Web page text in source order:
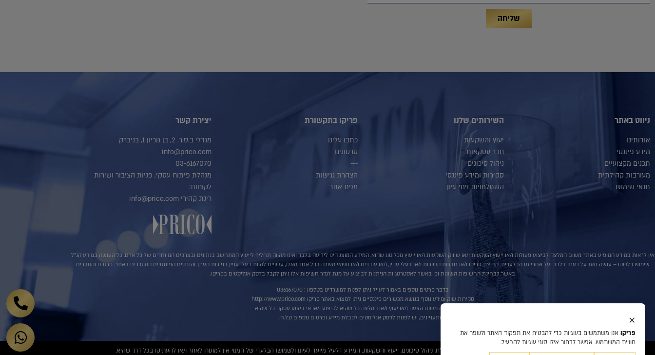
שליחה
ניווט באתר
אודותינו
מידע פיננסי
תכנים מקצועיים
מעורבות קהילתית
תנאי שימוש
השירותים שלנו
יעוץ והשקעות
חדר עסקאות
ניהול סיכונים
סקירות ומידע פיננסי
השתלמויות וימי עיון
פריקו בתקשורת
כתבו עלינו
סרטונים
---
הצהרת נגישות
מפת אתר
יצירת קשר
מגדלי ב.ס.ר. 2, בן גוריון 1, בניברק
info@prico.com
03-6167070
מנהלת פיתוח עסקי, פניות הציבור ושירות
לקוחות:
רינת קהירי info@prico.com
אין לראות במידע המופיע באתר משום המלצה לביצוע פעולות ו/או ייעוץ השקעות ו/או שיווק השקעות ו/או ייעוץ מכל סוג שהוא. המידע המוצג הינו לידיעה בלבד ואינו מהווה תחליף לייעוץ המתחשב בנתונים ובצרכים המיוחדים של כל אדם. כל העושה במידע הנ"ל
שימוש כלשהו – עושה זאת על דעתו בלבד ועל אחריותו הבלעדית. קבוצת פריקו ו/או חברות קשורות ו/או בעלי עניין, ו/או עובדים ו/או נושאי משרה בכל אחד מאלו, עשויים להיות בעלי עניין בניירות הערך והנכסים הפיננסיים המוזכרים באתר. פרטים והסברים
באשר לבחינת החשיפות השונות וכן באשר לאסטרטגיות הניתנות לביצוע על מנת לגדר חשיפות אלו ניתן לקבל בדסק אנליסטים בפריקו.
בדבר פרטים נוספים באמור לעייל ניתן לפנות למשרדינו בטלפון : 036167070
סקירות שוק ומידע נוסף בנושא מכשירים פיננסיים ניתן למצוא באתר פריקו http://www.prico.com
אין במסמך זה משום הצעה ו/או יעוץ ו/או המלצה כל שהיא לביצוע ו/או אי ביצוע עסקה כל שהיא
למתעניינים, יש לפנות לדסק אנליסטים לקבלת מידע ופרטים נוספים ט.ל.ח.
© 2020 כל הזכויות שמורות לפריקו מט"ח, ניהול סיכונים, ייעוץ והשקעות, המידע דלעיל מיועד לעיונו ולשמושו הבלעדי של המנוי אין למוסרו לאחר ו/או להעתיקו בכל דרך שהיא.
×
פריקו אנו משתמשים בעוגיות כדי להבטיח את תפקוד האתר ולשפר את
חוויית המשתמש. אפשר לבחור אילו סוגי עוגיות להפעיל.